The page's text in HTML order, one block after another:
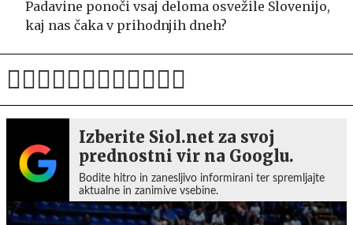
Padavine ponoči vsaj deloma osvežile Slovenijo,
kaj nas čaka v prihodnjih dneh?
Izberite Siol.net za svoj
prednostni vir na Googlu.
Bodite hitro in zanesljivo informirani ter spremljajte
aktualne in zanimive vsebine.